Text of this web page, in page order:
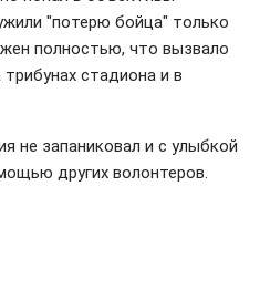
"потерю бойца" только
полностью, что вызвало
стадиона и в
не запаниковал и с улыбкой
других волонтеров.